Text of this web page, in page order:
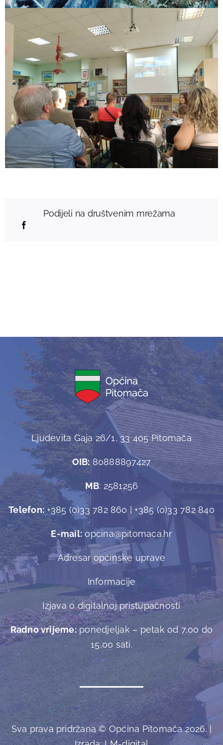
Podijeli na društvenim mrežama
Ljudevita Gaja 26/1, 33 405 Pitomača
OIB:80888897427
MB: 2581256
Telefon:+385 (0)33 782 860 | +385 (0)33 782 840
E-mail:opcina@pitomaca.hr
Adresar općinske uprave
Informacije
Izjava o digitalnoj pristupačnosti
Radno vrijeme:ponedjeljak – petak od 7,00 do
15,00 sati.
Sva prava pridržana © Općina Pitomača 2026. |